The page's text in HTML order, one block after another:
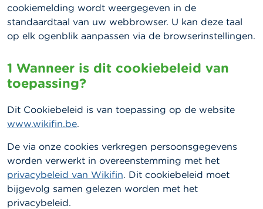
cookiemelding wordt weergegeven in de
standaardtaal van uw webbrowser. U kan deze taal
op elk ogenblik aanpassen via de browserinstellingen.
1 Wanneer is dit cookiebeleid van
toepassing?
Dit Cookiebeleid is van toepassing op de website
www.wikifin.be.
De via onze cookies verkregen persoonsgegevens
worden verwerkt in overeenstemming met het
privacybeleid van Wikifin. Dit cookiebeleid moet
bijgevolg samen gelezen worden met het
privacybeleid.